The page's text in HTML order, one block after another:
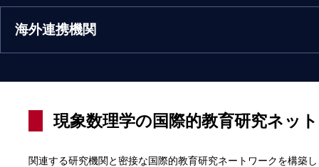
海外連携機関
現象数理学の国際的教育研究ネッ
関連する研究機関と密接な国際的教育研究ネートワークを構築